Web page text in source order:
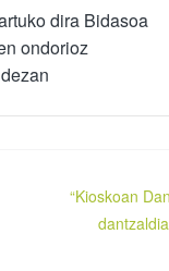
dira Bidasoa
ondorioz
“Kioskoan